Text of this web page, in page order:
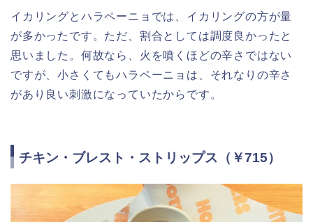
イカリングとハラペーニョでは、イカリングの方が量
が多かったです。ただ、割合としては調度良かったと
思いました。何故なら、火を噴くほどの辛さではない
ですが、小さくてもハラペーニョは、それなりの辛さ
があり良い刺激になっていたからです。
チキン・ブレスト・ストリップス（￥715）